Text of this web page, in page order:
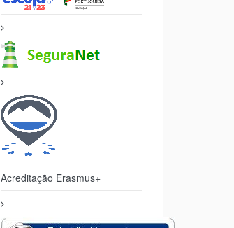
Acreditação Erasmus+